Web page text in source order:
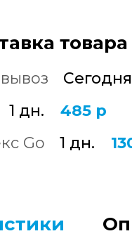
товара
Сегодня
1 дн.
485 р
Go
1 дн.